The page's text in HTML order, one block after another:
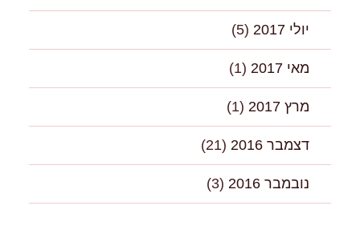
יולי 2017 (5)
מאי 2017 (1)
מרץ 2017 (1)
דצמבר 2016 (21)
נובמבר 2016 (3)